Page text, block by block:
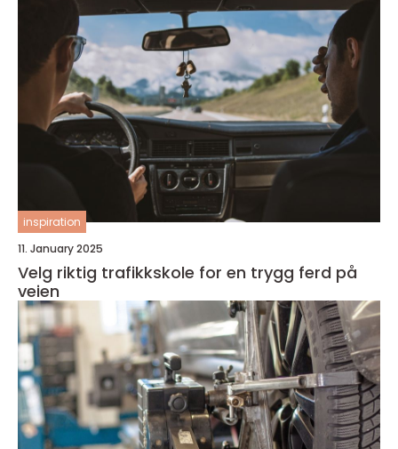
inspiration
11. January 2025
Velg riktig trafikkskole for en trygg ferd på
veien